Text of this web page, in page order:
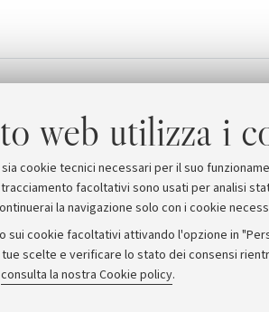
web utilizza i
cookie tecnici necessari per il suo
facoltativi sono usati per analisi
la navigazione solo con i cookie
sui cookie facoltativi attivando l'opzione in
scelte e verificare lo stato dei consensi
consulta la nostra Cookie policy.
Redazione Rassegna stampa